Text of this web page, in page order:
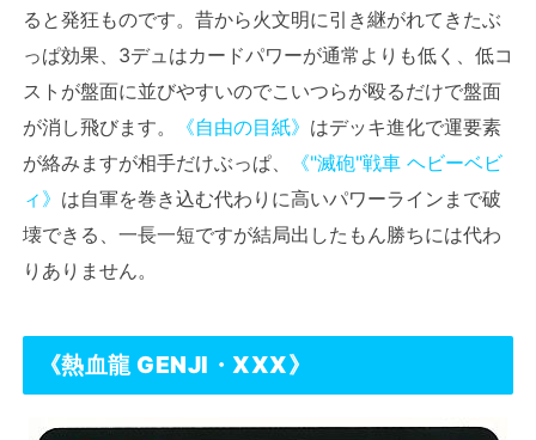
ると発狂ものです。昔から火文明に引き継がれてきたぶ
っぱ効果、3デュはカードパワーが通常よりも低く、低コ
ストが盤面に並びやすいのでこいつらが殴るだけで盤面
が消し飛びます。
《自由の目紙》 はデッキ進化で運要素
が絡みますが相手だけぶっぱ、
《"滅砲"戦車 ヘビーベビ
ィ》 は自軍を巻き込む代わりに高いパワーラインまで破
壊できる、一長一短ですが結局出したもん勝ちには代わ
りありません。
《熱血龍 GENJI・XXX》